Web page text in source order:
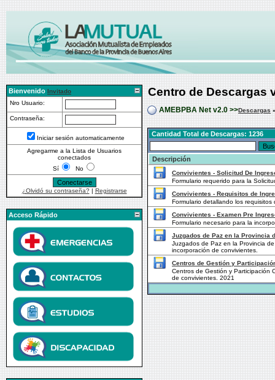
Bienvenido Invitado
Nro Usuario:
Contraseña:
Iniciar sesión automaticamente
Agregarme a la Lista de Usuarios
conectados
Sí
No
¿Olvidó su contraseña? | Registrarse
Acceso Rápido
Centro de Descargas
AMEBPBA Net v2.0 >>Descargas
Cantidad Total de Descargas: 1236
Descripción
Convivientes - Solicitud De
Formulario requerido para la
Convivientes - Requisitos de
Formulario detallando los
Convivientes - Examen Pre
Formulario necesario para la
Juzgados de Paz en la Provincia
Juzgados de Paz en la Provincia
incorporación de convivientes.
Centros de Gestión y
Centros de Gestión y Participación
de convivientes. 2021